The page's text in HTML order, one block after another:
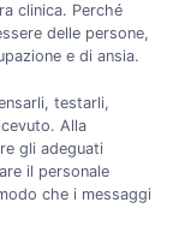
clinica. Perché
delle persone,
e di ansia.
testarli,
Alla
gli adeguati
il personale
che i messaggi